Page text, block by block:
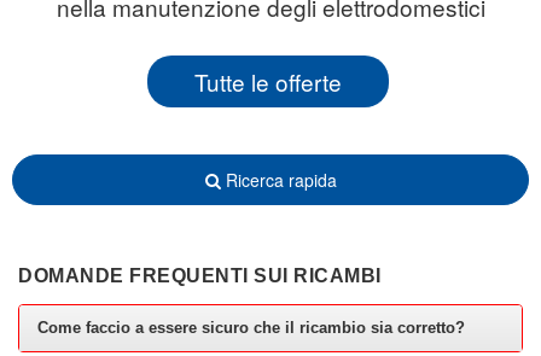
nella manutenzione degli elettrodomestici
Tutte le offerte
Ricerca rapida
DOMANDE FREQUENTI SUI RICAMBI
Come faccio a essere sicuro che il ricambio sia corretto?